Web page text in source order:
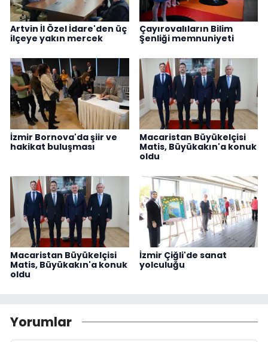
Artvin İl Özel İdare'den üç
ilçeye yakın mercek
Çayırovalıların Bilim
Şenliği memnuniyeti
İzmir Bornova'da şiir ve
hakikat buluşması
Macaristan Büyükelçisi
Matis, Büyükakın'a konuk
oldu
Macaristan Büyükelçisi
Matis, Büyükakın'a konuk
oldu
İzmir Çiğli'de sanat
yolculuğu
Yorumlar